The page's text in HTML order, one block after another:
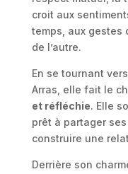
croit aux
temps, aux gestes
de l’autre.
En se tournant
Arras, elle fait le
et réfléchie. Elle
prêt à partager
construire une
Derrière son